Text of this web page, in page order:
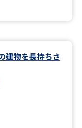
建物を長持ちさ